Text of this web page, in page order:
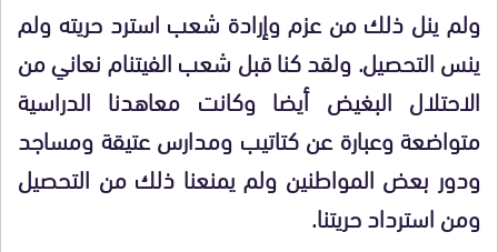
ولم ينل ذلك من عزم وإرادة شعب استرد حريته ولم
ينس التحصيل. ولقد كنا قبل شعب الفيتنام نعاني من
الاحتلال البغيض أيضا وكانت معاهدنا الدراسية
متواضعة وعبارة عن كتاتيب ومدارس عتيقة ومساجد
ودور بعض المواطنين ولم يمنعنا ذلك من التحصيل
ومن استرداد حريتنا.